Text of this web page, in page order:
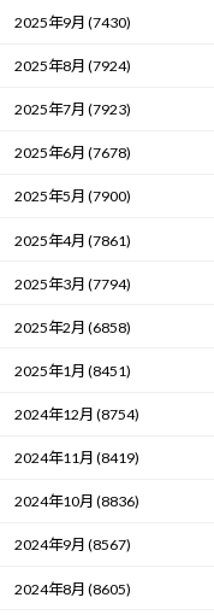
2025年9月 (7430)
2025年8月 (7924)
2025年7月 (7923)
2025年6月 (7678)
2025年5月 (7900)
2025年4月 (7861)
2025年3月 (7794)
2025年2月 (6858)
2025年1月 (8451)
2024年12月 (8754)
2024年11月 (8419)
2024年10月 (8836)
2024年9月 (8567)
2024年8月 (8605)